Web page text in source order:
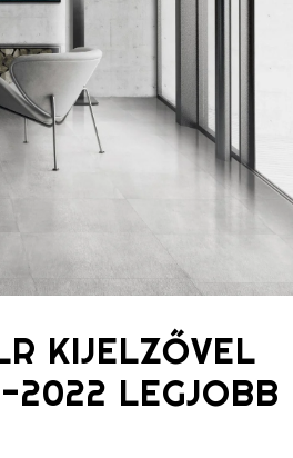
KIJELZŐVEL
2022 LEGJOBB